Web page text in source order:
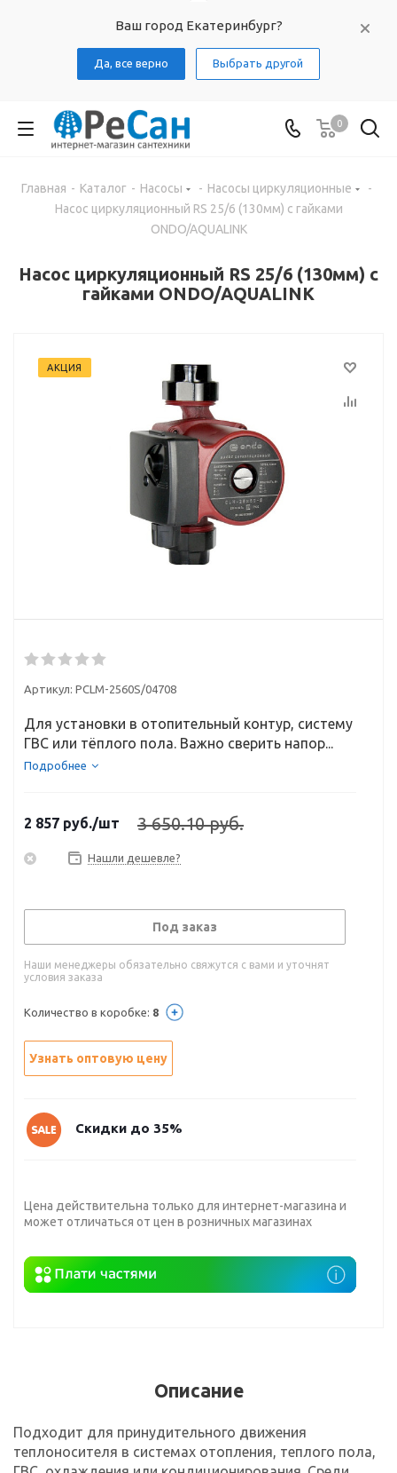
Ваш город Екатеринбург?
Да, все верно Выбрать другой
0
Главная - Каталог - Насосы - Насосы циркуляционные
-
Насос циркуляционный RS 25/6 (130мм) с гайками
ONDO/AQUALINK
Насос циркуляционный RS 25/6 (130мм) с
гайками ONDO/AQUALINK
АКЦИЯ
Артикул: PCLM-2560S/04708
Для установки в отопительный контур, систему
ГВС или тёплого пола. Важно сверить напор...
Подробнее
2 857 руб./шт 3 650.10 руб.
Нашли дешевле?
Под заказ
Наши менеджеры обязательно свяжутся с вами и уточнят
условия заказа
Количество в коробке: 8
Узнать оптовую цену
Скидки до 35%
Цена действительна только для интернет-магазина и
может отличаться от цен в розничных магазинах
Описание
Подходит для принудительного движения
теплоносителя в системах отопления, теплого пола,